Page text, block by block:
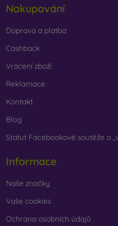
Nakupování
Doprava a platba
Cashback
Vrácení zboží
Reklamace
Kontakt
Blog
Statut Facebookové soutěže o
Informace
Naše značky
Vaše cookies
Ochrana osobních údajů